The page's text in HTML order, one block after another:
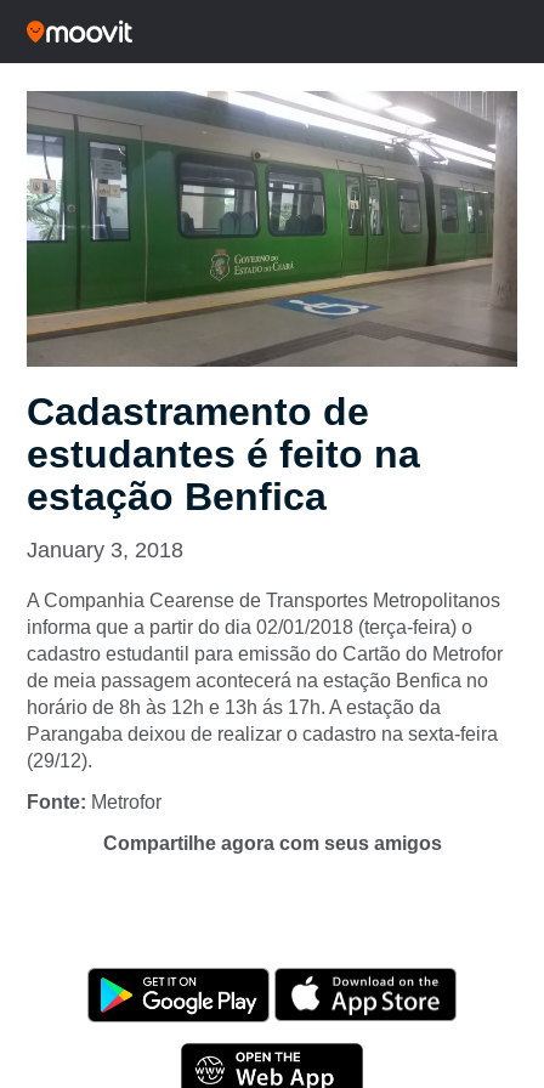
Cadastramento de
estudantes é feito na
estação Benfica
January 3, 2018
A Companhia Cearense de Transportes Metropolitanos
informa que a partir do dia 02/01/2018 (terça-feira) o
cadastro estudantil para emissão do Cartão do Metrofor
de meia passagem acontecerá na estação Benfica no
horário de 8h às 12h e 13h ás 17h. A estação da
Parangaba deixou de realizar o cadastro na sexta-feira
(29/12).
Fonte: Metrofor
Compartilhe agora com seus amigos